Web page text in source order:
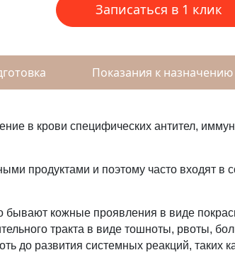
Записаться в 1 клик
Показания к назначению
в крови специфических антител,
продуктами и поэтому часто входят в
кожные проявления в виде
тракта в виде тошноты, рвоты,
до развития системных реакций, таких